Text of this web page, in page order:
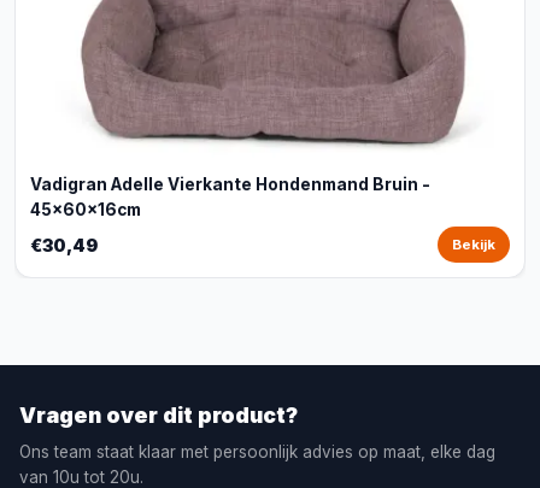
Vadigran Adelle Vierkante Hondenmand Bruin -
45x60x16cm
€30,49 Bekijk
Vragen over dit product?
Ons team staat klaar met persoonlijk advies op maat, elke dag
van 10u tot 20u.